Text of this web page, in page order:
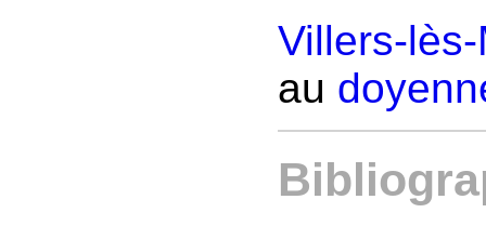
Villers-
au